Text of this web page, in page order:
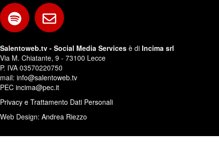
Salentoweb.tv - Social Media Services è di Incima srl
Via M. Chiatante, 9 - 73100 Lecce
P. IVA 03570220750
mail: info@salentoweb.tv
PEC incima@pec.it
Privacy e Trattamento Dati Personali
Web Design: Andrea Riezzo